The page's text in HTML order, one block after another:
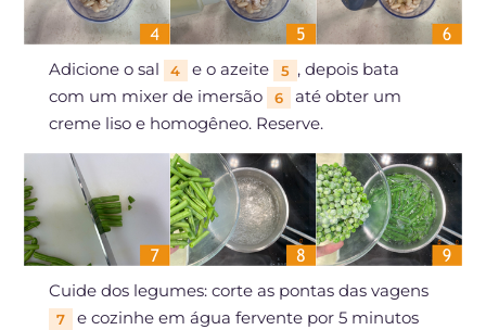
Adicione o sal 4 e o azeite 5 , depois bata
com um mixer de imersão
6
até obter um
creme liso e homogêneo. Reserve.
Cuide dos legumes: corte as pontas das vagens
7 e cozinhe em água fervente por 5 minutos